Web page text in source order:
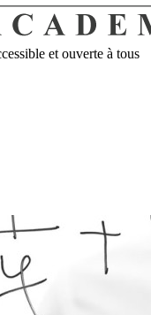
et ouverte à tous